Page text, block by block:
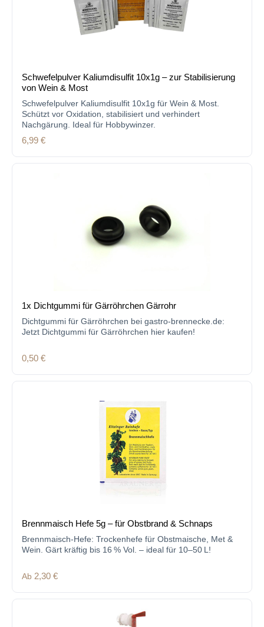
Schwefelpulver Kaliumdisulfit 10x1g – zur Stabilisierung
von Wein & Most
Schwefelpulver Kaliumdisulfit 10x1g für Wein & Most.
Schützt vor Oxidation, stabilisiert und verhindert
Nachgärung. Ideal für Hobbywinzer.
Regulärer Preis:
6,99 €
1x Dichtgummi für Gärröhrchen Gärrohr
Dichtgummi für Gärröhrchen bei gastro-brennecke.de:
Jetzt Dichtgummi für Gärröhrchen hier kaufen!
Regulärer Preis:
0,50 €
Brennmaisch Hefe 5g – für Obstbrand & Schnaps
Brennmaisch-Hefe: Trockenhefe für Obstmaische, Met &
Wein. Gärt kräftig bis 16 % Vol. – ideal für 10–50 L!
Regulärer Preis:
Ab 2,30 €